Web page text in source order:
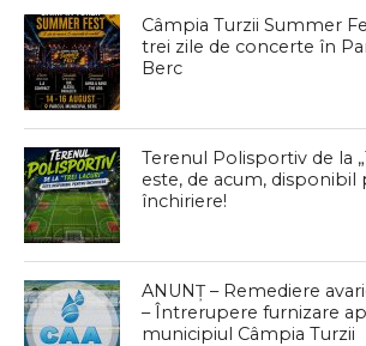
Câmpia Turzii Summer
trei zile de concerte în
Berc
Terenul Polisportiv de la
este, de acum, disponibil
închiriere!
ANUNȚ – Remediere
– Întrerupere furnizare
municipiul Câmpia Turzii